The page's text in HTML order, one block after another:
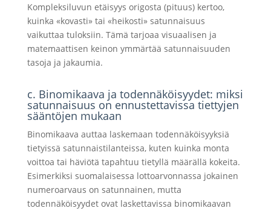
Kompleksiluvun etäisyys origosta (pituus) kertoo,
kuinka «kovasti» tai «heikosti» satunnaisuus
vaikuttaa tuloksiin. Tämä tarjoaa visuaalisen ja
matemaattisen keinon ymmärtää satunnaisuuden
tasoja ja jakaumia.
c. Binomikaava ja todennäköisyydet: miksi
satunnaisuus on ennustettavissa tiettyjen
sääntöjen mukaan
Binomikaava auttaa laskemaan todennäköisyyksiä
tietyissä satunnaistilanteissa, kuten kuinka monta
voittoa tai häviötä tapahtuu tietyllä määrällä kokeita.
Esimerkiksi suomalaisessa lottoarvonnassa jokainen
numeroarvaus on satunnainen, mutta
todennäköisyydet ovat laskettavissa binomikaavan